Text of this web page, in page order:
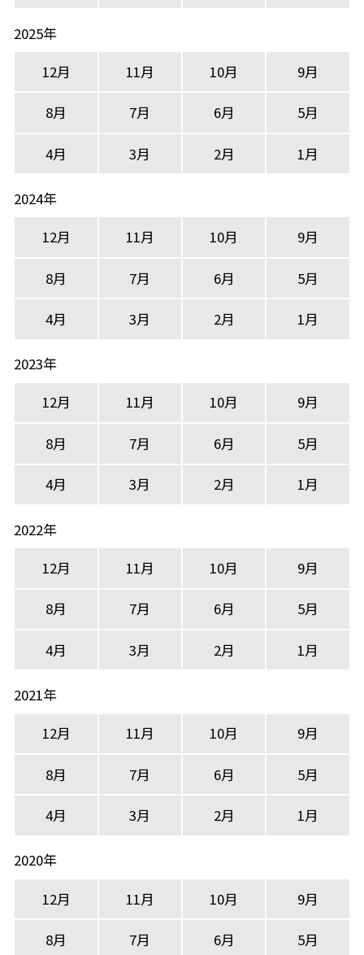
2025年
12月
11月 10月 9月
8月 7月 6月 5月
4月 3月 2月 1月
2024年
12月
11月 10月 9月
8月 7月 6月 5月
4月 3月 2月 1月
2023年
12月
11月 10月 9月
8月 7月 6月 5月
4月 3月 2月 1月
2022年
12月
11月 10月 9月
8月 7月 6月 5月
4月 3月 2月 1月
2021年
12月
11月 10月 9月
8月 7月 6月 5月
4月 3月 2月 1月
2020年
12月
11月 10月 9月
8月 7月 6月 5月